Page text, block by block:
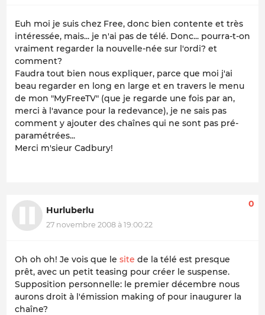
Euh moi je suis chez Free, donc bien contente et très
intéressée, mais... je n'ai pas de télé. Donc... pourra-t-on
vraiment regarder la nouvelle-née sur l'ordi? et
comment?
Faudra tout bien nous expliquer, parce que moi j'ai
beau regarder en long en large et en travers le menu
de mon "MyFreeTV" (que je regarde une fois par an,
merci à l'avance pour la redevance), je ne sais pas
comment y ajouter des chaînes qui ne sont pas pré-
paramétrées...
Merci m'sieur Cadbury!
Hurluberlu
27 novembre 2008 à 19:00:22
0
Oh oh oh! Je vois que le site de la télé est presque
prêt, avec un petit teasing pour créer le suspense.
Supposition personnelle: le premier décembre nous
aurons droit à l'émission making of pour inaugurer la
chaîne?